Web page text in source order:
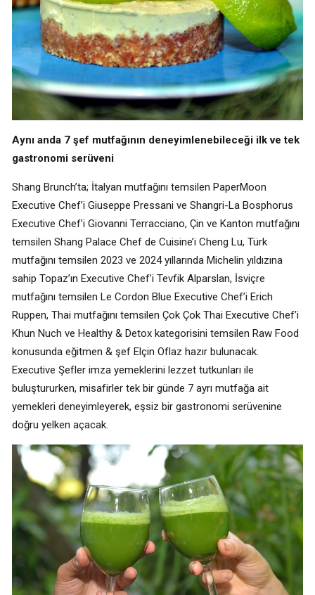
Aynı anda 7 şef mutfağının deneyimlenebileceği ilk ve tek
gastronomi serüveni
Shang Brunch’ta; İtalyan mutfağını temsilen PaperMoon
Executive Chef’i Giuseppe Pressani ve Shangri-La Bosphorus
Executive Chef’i Giovanni Terracciano, Çin ve Kanton mutfağını
temsilen Shang Palace Chef de Cuisine’i Cheng Lu, Türk
mutfağını temsilen 2023 ve 2024 yıllarında Michelin yıldızına
sahip Topaz’ın Executive Chef’i Tevfik Alparslan, İsviçre
mutfağını temsilen Le Cordon Blue Executive Chef’i Erich
Ruppen, Thai mutfağını temsilen Çok Çok Thai Executive Chef’i
Khun Nuch ve Healthy & Detox kategorisini temsilen Raw Food
konusunda eğitmen & şef Elçin Oflaz hazır bulunacak.
Executive Şefler imza yemeklerini lezzet tutkunları ile
buluştururken, misafirler tek bir günde 7 ayrı mutfağa ait
yemekleri deneyimleyerek, eşsiz bir gastronomi serüvenine
doğru yelken açacak.